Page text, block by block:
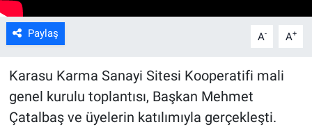
Paylaş A- A+
Karasu Karma Sanayi Sitesi Kooperatifi mali
genel kurulu toplantısı, Başkan Mehmet
Çatalbaş ve üyelerin katılımıyla gerçekleşti.